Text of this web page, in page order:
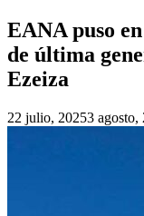
EANA puso
de última
Ezeiza
22 julio, 20253 agosto,